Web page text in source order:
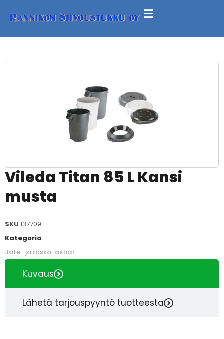
Vileda Titan 85 L Kansi
musta
SKU 137709
Kategoria
Jäte- ja roska-astiat
Kuvaus
Lähetä tarjouspyyntö tuotteesta